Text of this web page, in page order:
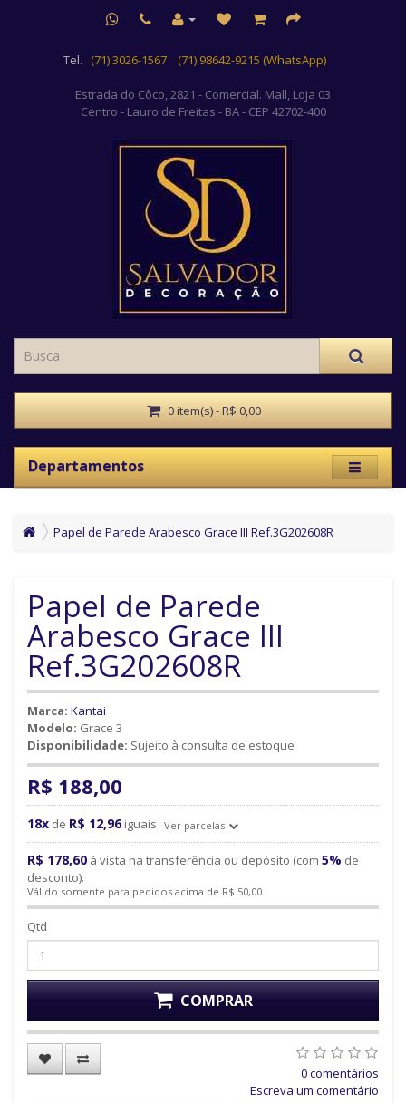
Tel. (71) 3026-1567 (71) 98642-9215 (WhatsApp)
Estrada do Côco, 2821 - Comercial. Mall, Loja 03
Centro - Lauro de Freitas - BA - CEP 42702-400
0 item(s) - R$ 0,00
Departamentos
Papel de Parede Arabesco Grace III Ref.3G202608R
Papel de Parede
Arabesco Grace III
Ref.3G202608R
Marca: Kantai
Modelo: Grace 3
Disponibilidade: Sujeito à consulta de estoque
R$ 188,00
18x de R$ 12,96 iguais Ver parcelas
R$ 178,60 à vista na transferência ou depósito (com 5% de
desconto).
Válido somente para pedidos acima de R$ 50,00.
Qtd
COMPRAR
0 comentários
Escreva um comentário